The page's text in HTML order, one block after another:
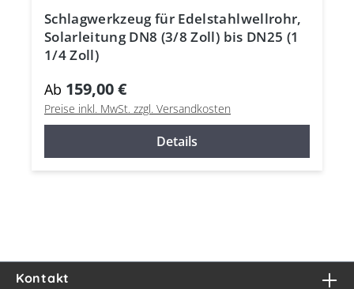
Schlagwerkzeug für Edelstahlwellrohr,
Solarleitung DN8 (3/8 Zoll) bis DN25 (1
1/4 Zoll)
Ab 159,00 €
Preise inkl. MwSt. zzgl. Versandkosten
Details
Kontakt